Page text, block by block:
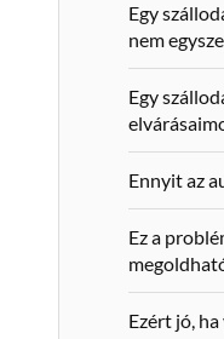
Egy
nem
Egy
Ennyit az
Ez a
Ezért jó,